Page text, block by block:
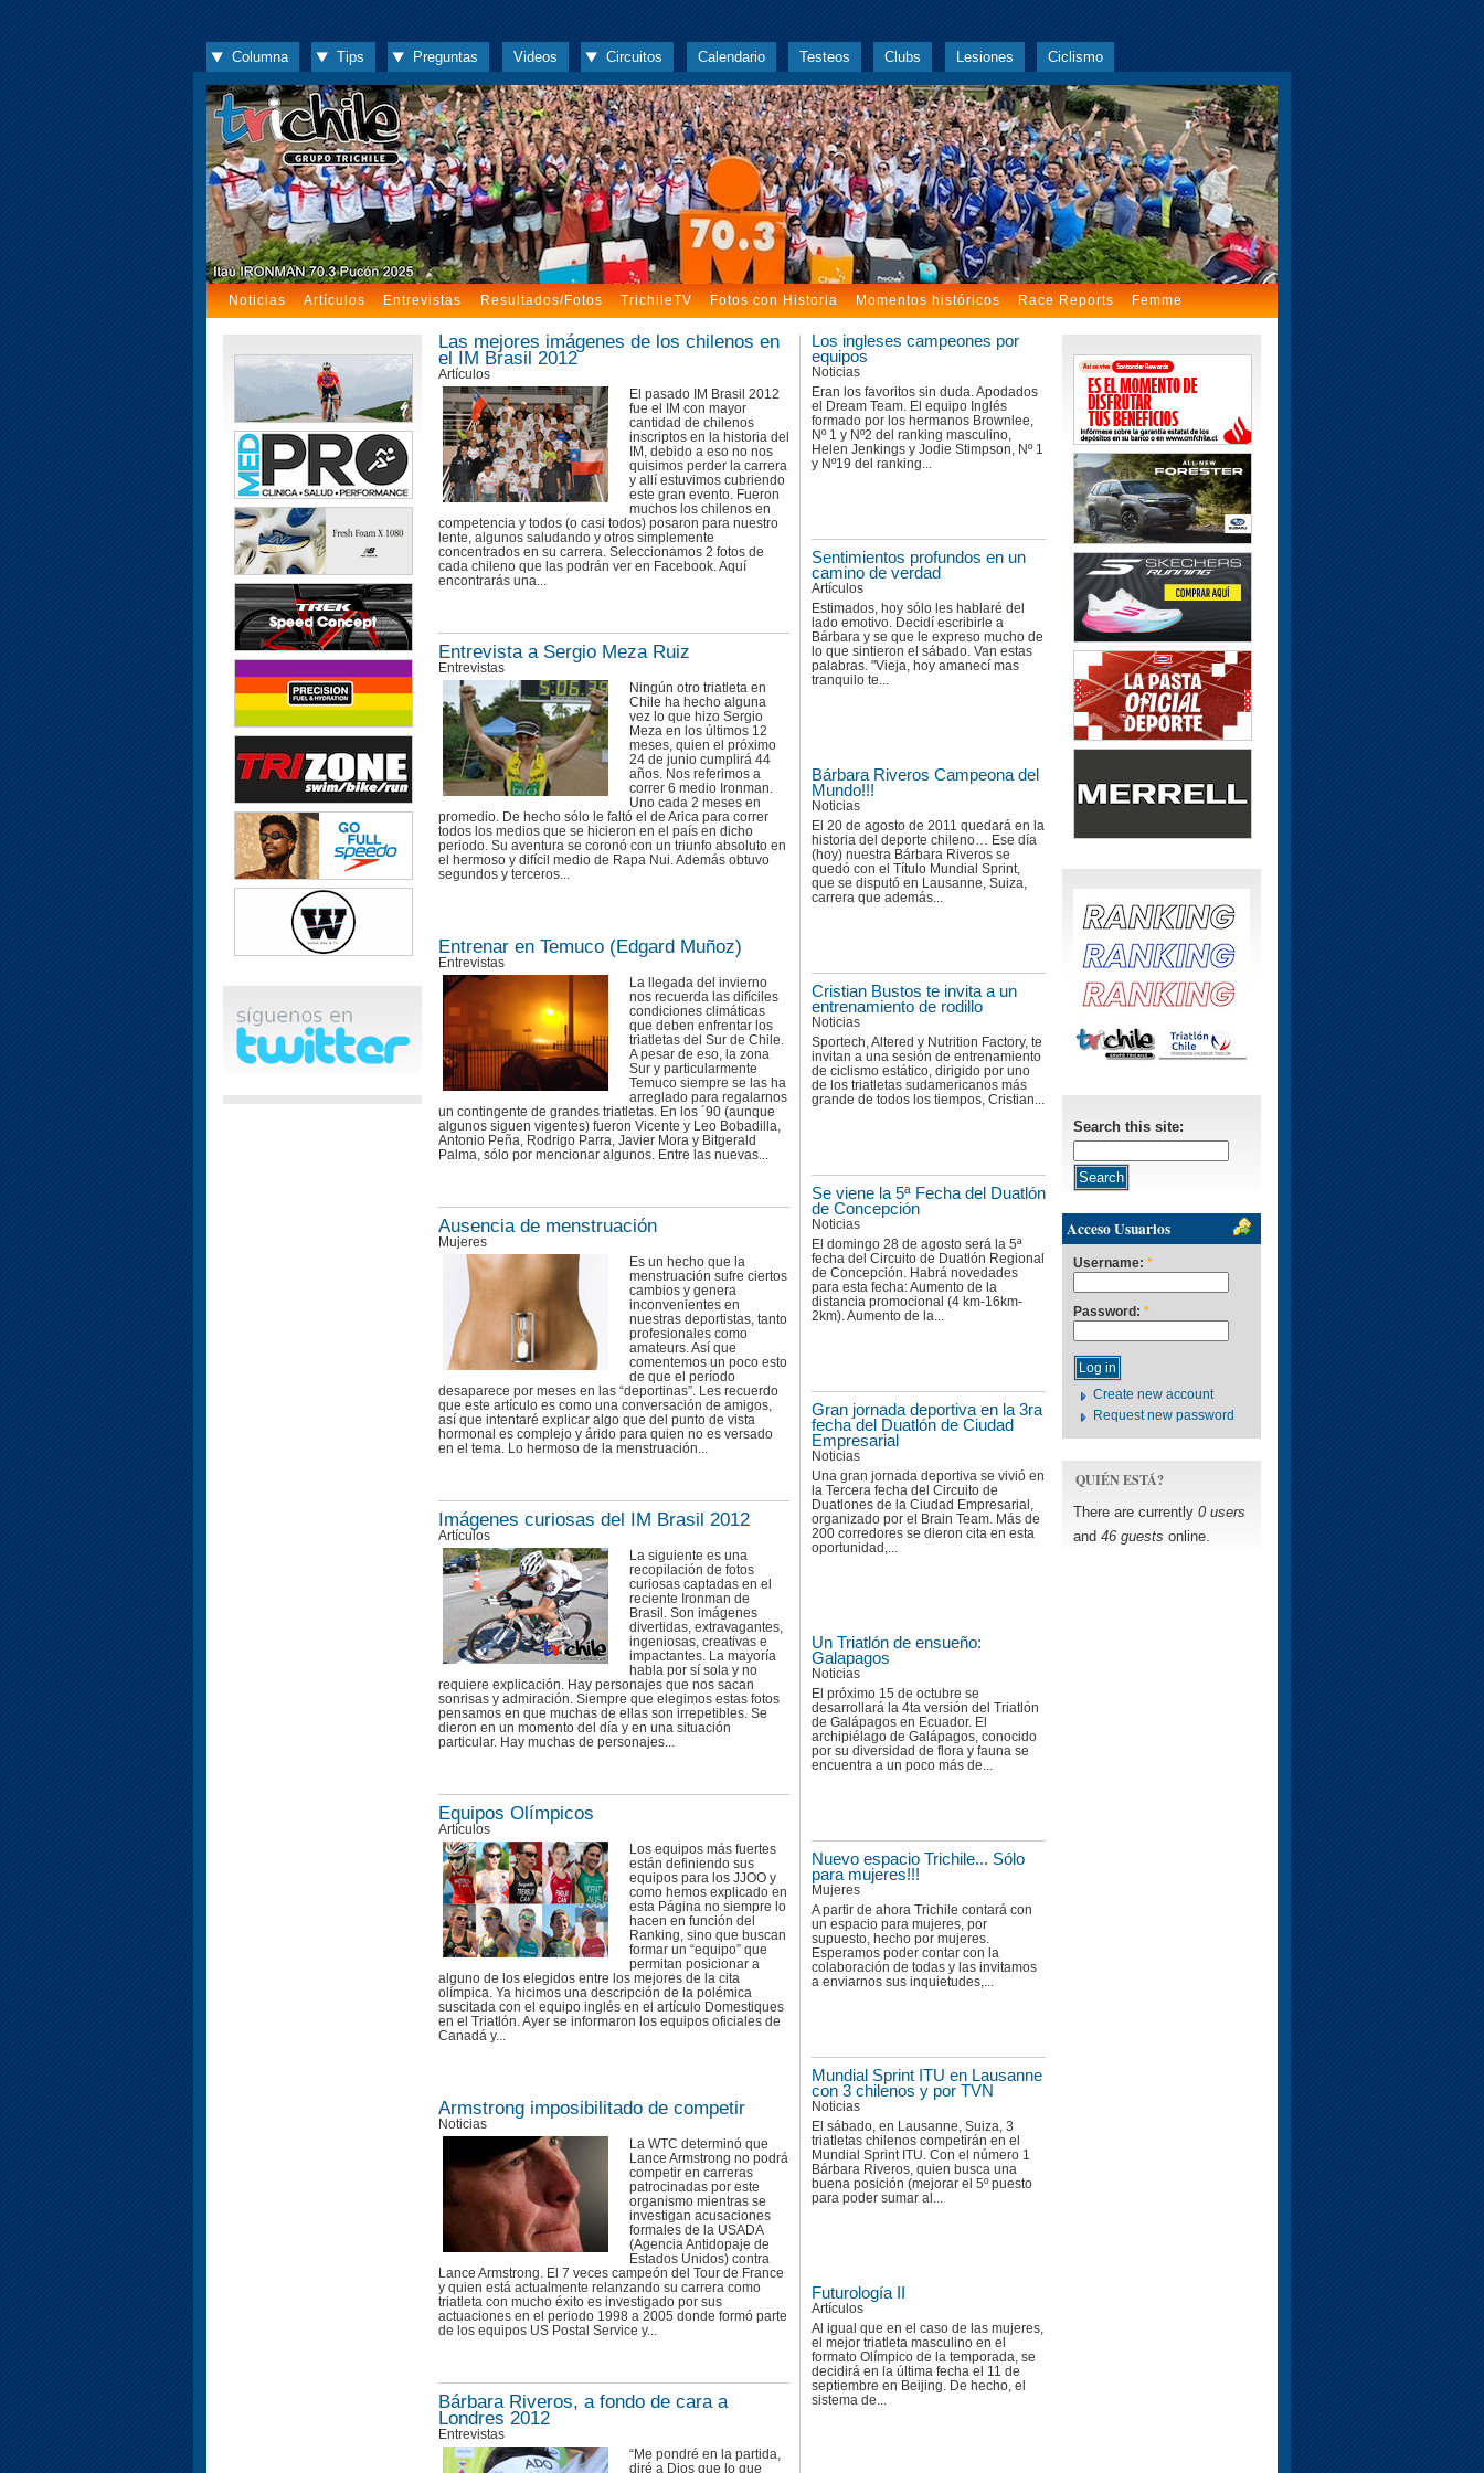
Columna Tips Preguntas Videos Circuitos Calendario Testeos Clubs Lesiones Ciclismo
Noticias Artículos Entrevistas Resultados/Fotos TrichileTV Fotos con Historia Momentos históricos Race Reports Femme
Los ingleses campeones por
equipos
Noticias
Eran los favoritos sin duda. Apodados
el Dream Team. El equipo Inglés
formado por los hermanos Brownlee,
Nº 1 y Nº2 del ranking masculino,
Helen Jenkings y Jodie Stimpson, Nº 1
y Nº19 del ranking...
Sentimientos profundos en un
camino de verdad
Artículos
Estimados, hoy sólo les hablaré del
lado emotivo. Decidí escribirle a
Bárbara y se que le expreso mucho de
lo que sintieron el sábado. Van estas
palabras. "Vieja, hoy amanecí mas
tranquilo te...
Bárbara Riveros Campeona del
Mundo!!!
Noticias
El 20 de agosto de 2011 quedará en la
historia del deporte chileno… Ese día
(hoy) nuestra Bárbara Riveros se
quedó con el Título Mundial Sprint,
que se disputó en Lausanne, Suiza,
carrera que además...
Cristian Bustos te invita a un
entrenamiento de rodillo
Noticias
Sportech, Altered y Nutrition Factory, te
invitan a una sesión de entrenamiento
de ciclismo estático, dirigido por uno
de los triatletas sudamericanos más
grande de todos los tiempos, Cristian...
Se viene la 5ª Fecha del Duatlón
de Concepción
Noticias
El domingo 28 de agosto será la 5ª
fecha del Circuito de Duatlón Regional
de Concepción. Habrá novedades
para esta fecha: Aumento de la
distancia promocional (4 km-16km-
2km). Aumento de la...
Gran jornada deportiva en la 3ra
fecha del Duatlón de Ciudad
Empresarial
Noticias
Una gran jornada deportiva se vivió en
la Tercera fecha del Circuito de
Duatlones de la Ciudad Empresarial,
organizado por el Brain Team. Más de
200 corredores se dieron cita en esta
oportunidad,...
Un Triatlón de ensueño:
Galapagos
Noticias
El próximo 15 de octubre se
desarrollará la 4ta versión del Triatlón
de Galápagos en Ecuador. El
archipiélago de Galápagos, conocido
por su diversidad de flora y fauna se
encuentra a un poco más de...
Nuevo espacio Trichile... Sólo
para mujeres!!!
Mujeres
A partir de ahora Trichile contará con
un espacio para mujeres, por
supuesto, hecho por mujeres.
Esperamos poder contar con la
colaboración de todas y las invitamos
a enviarnos sus inquietudes,...
Mundial Sprint ITU en Lausanne
con 3 chilenos y por TVN
Noticias
El sábado, en Lausanne, Suiza, 3
triatletas chilenos competirán en el
Mundial Sprint ITU. Con el número 1
Bárbara Riveros, quien busca una
buena posición (mejorar el 5º puesto
para poder sumar al...
Futurología II
Artículos
Al igual que en el caso de las mujeres,
el mejor triatleta masculino en el
formato Olímpico de la temporada, se
decidirá en la última fecha el 11 de
septiembre en Beijing. De hecho, el
sistema de...
Las mejores imágenes de los chilenos en
el IM Brasil 2012
Artículos
El pasado IM Brasil 2012
fue el IM con mayor
cantidad de chilenos
inscriptos en la historia del
IM, debido a eso no nos
quisimos perder la carrera
y allí estuvimos cubriendo
este gran evento. Fueron
muchos los chilenos en
competencia y todos (o casi todos) posaron para nuestro
lente, algunos saludando y otros simplemente
concentrados en su carrera. Seleccionamos 2 fotos de
cada chileno que las podrán ver en Facebook. Aquí
encontrarás una...
Entrevista a Sergio Meza Ruiz
Entrevistas
Ningún otro triatleta en
Chile ha hecho alguna
vez lo que hizo Sergio
Meza en los últimos 12
meses, quien el próximo
24 de junio cumplirá 44
años. Nos referimos a
correr 6 medio Ironman.
Uno cada 2 meses en
promedio. De hecho sólo le faltó el de Arica para correr
todos los medios que se hicieron en el país en dicho
periodo. Su aventura se coronó con un triunfo absoluto en
el hermoso y difícil medio de Rapa Nui. Además obtuvo
segundos y terceros...
Entrenar en Temuco (Edgard Muñoz)
Entrevistas
La llegada del invierno
nos recuerda las difíciles
condiciones climáticas
que deben enfrentar los
triatletas del Sur de Chile.
A pesar de eso, la zona
Sur y particularmente
Temuco siempre se las ha
arreglado para regalarnos
un contingente de grandes triatletas. En los ´90 (aunque
algunos siguen vigentes) fueron Vicente y Leo Bobadilla,
Antonio Peña, Rodrigo Parra, Javier Mora y Bitgerald
Palma, sólo por mencionar algunos. Entre las nuevas...
Ausencia de menstruación
Mujeres
Es un hecho que la
menstruación sufre ciertos
cambios y genera
inconvenientes en
nuestras deportistas, tanto
profesionales como
amateurs. Así que
comentemos un poco esto
de que el período
desaparece por meses en las “deportinas”. Les recuerdo
que este artículo es como una conversación de amigos,
así que intentaré explicar algo que del punto de vista
hormonal es complejo y árido para quien no es versado
en el tema. Lo hermoso de la menstruación...
Imágenes curiosas del IM Brasil 2012
Artículos
La siguiente es una
recopilación de fotos
curiosas captadas en el
reciente Ironman de
Brasil. Son imágenes
divertidas, extravagantes,
ingeniosas, creativas e
impactantes. La mayoría
habla por sí sola y no
requiere explicación. Hay personajes que nos sacan
sonrisas y admiración. Siempre que elegimos estas fotos
pensamos en que muchas de ellas son irrepetibles. Se
dieron en un momento del día y en una situación
particular. Hay muchas de personajes...
Equipos Olímpicos
Artículos
Los equipos más fuertes
están definiendo sus
equipos para los JJOO y
como hemos explicado en
esta Página no siempre lo
hacen en función del
Ranking, sino que buscan
formar un “equipo” que
permitan posicionar a
alguno de los elegidos entre los mejores de la cita
olímpica. Ya hicimos una descripción de la polémica
suscitada con el equipo inglés en el artículo Domestiques
en el Triatlón. Ayer se informaron los equipos oficiales de
Canadá y...
Armstrong imposibilitado de competir
Noticias
La WTC determinó que
Lance Armstrong no podrá
competir en carreras
patrocinadas por este
organismo mientras se
investigan acusaciones
formales de la USADA
(Agencia Antidopaje de
Estados Unidos) contra
Lance Armstrong. El 7 veces campeón del Tour de France
y quien está actualmente relanzando su carrera como
triatleta con mucho éxito es investigado por sus
actuaciones en el periodo 1998 a 2005 donde formó parte
de los equipos US Postal Service y...
Bárbara Riveros, a fondo de cara a
Londres 2012
Entrevistas
“Me pondré en la partida,
diré a Dios que lo que
Search this site:
Acceso Usuarios
Username: *
Password: *
Create new account
Request new password
QUIÉN ESTÁ?
There are currently 0 users
and 46 guests online.